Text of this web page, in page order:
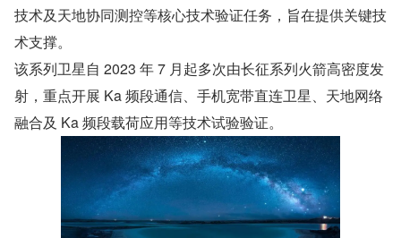
技术及天地协同测控等核心技术验证任务，旨在提供关键技
术支撑。
该系列卫星自 2023 年 7 月起多次由长征系列火箭高密度发
射，重点开展 Ka 频段通信、手机宽带直连卫星、天地网络
融合及 Ka 频段载荷应用等技术试验验证。